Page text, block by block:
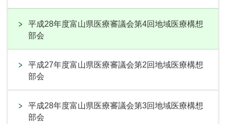
平成28年度富山県医療審議会第4回地域医療構想
部会
平成27年度富山県医療審議会第2回地域医療構想
部会
平成28年度富山県医療審議会第3回地域医療構想
部会